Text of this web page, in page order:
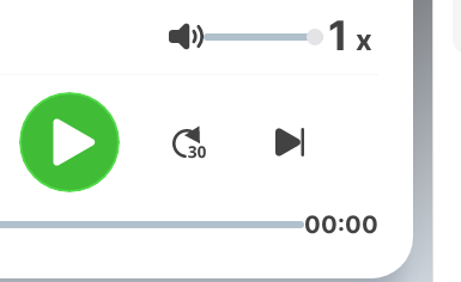
könnt – Einfach nur die App
öffnen und ‘12 Leben’ finden:
https://podimo.de/12leben
Zusätzlich zu den 60
kostenlosen Folgen findet ihr
dort auch die neueste Staffel
im Premium-Bereich. _ Ca.
Lautstärke 1 x
00:00